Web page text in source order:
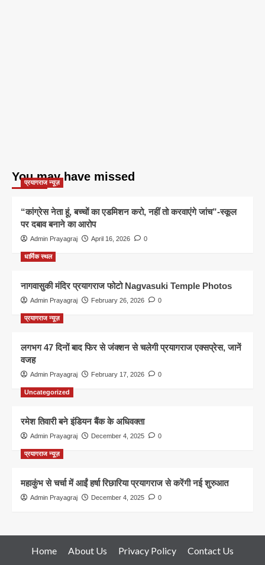
You may have missed
प्रयागराज न्यूज़
“कांग्रेस नेता हूं, बच्चों का एडमिशन करो, नहीं तो करवाएंगे जांच”-स्कूल
पर दबाव बनाने का आरोप
Admin Prayagraj April 16, 2026 0
धार्मिक स्थल
नागवासुकी मंदिर प्रयागराज फोटो Nagvasuki Temple Photos
Admin Prayagraj February 26, 2026 0
प्रयागराज न्यूज़
लगभग 47 दिनों बाद फिर से जंक्शन से चलेगी प्रयागराज एक्सप्रेस, जानें
वजह
Admin Prayagraj February 17, 2026 0
Uncategorized
रमेश तिवारी बने इंडियन बैंक के अधिवक्ता
Admin Prayagraj December 4, 2025 0
प्रयागराज न्यूज़
महाकुंभ से चर्चा में आईं हर्षा रिछारिया प्रयागराज से करेंगी नई शुरुआत
Admin Prayagraj December 4, 2025 0
Home About Us Privacy Policy Contact Us